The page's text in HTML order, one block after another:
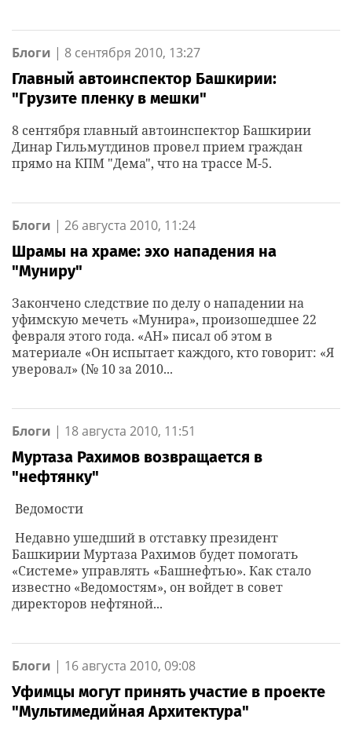
Блоги | 8 сентября 2010, 13:27
Главный автоинспектор Башкирии:
"Грузите пленку в мешки"
8 сентября главный автоинспектор Башкирии
Динар Гильмутдинов провел прием граждан
прямо на КПМ "Дема", что на трассе М-5.
Блоги | 26 августа 2010, 11:24
Шрамы на храме: эхо нападения на
"Муниру"
Закончено следствие по делу о нападении на
уфимскую мечеть «Мунира», произошедшее 22
февраля этого года. «АН» писал об этом в
материале «Он испытает каждого, кто говорит: «Я
уверовал» (№ 10 за 2010...
Блоги | 18 августа 2010, 11:51
Муртаза Рахимов возвращается в
"нефтянку"
Ведомости
Недавно ушедший в отставку президент
Башкирии Муртаза Рахимов будет помогать
«Системе» управлять «Башнефтью». Как стало
известно «Ведомостям», он войдет в совет
директоров нефтяной...
Блоги | 16 августа 2010, 09:08
Уфимцы могут принять участие в проекте
"Мультимедийная Архитектура"